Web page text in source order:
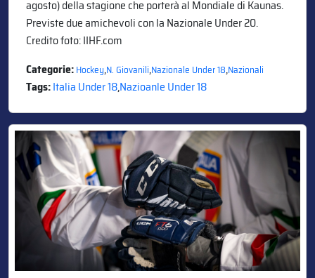
agosto) della stagione che porterà al Mondiale di Kaunas.
Previste due amichevoli con la Nazionale Under 20.
Credito foto: IIHF.com
Categorie:Hockey,N. Giovanili,Nazionale Under 18,Nazionali
Tags:Italia Under 18,Nazioanle Under 18